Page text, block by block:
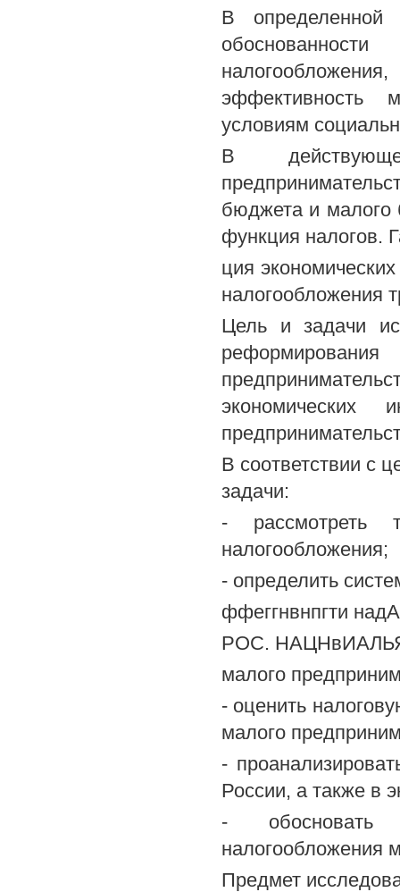
В определенной
эффективность
условиям
В
бюджета и малого
функция налогов.
ция
налогообложения
Цель и задачи
экономических
В соответствии с
задачи:
- рассмотреть
налогообложения;
- определить
ффеггнвнпгти
РОС.
малого
- оценить
малого
-
России, а также в
- обосновать
налогообложения
Предмет